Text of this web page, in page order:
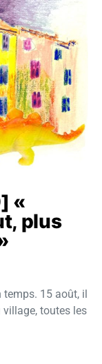
«
plus
temps. 15 août, il
village, toutes les